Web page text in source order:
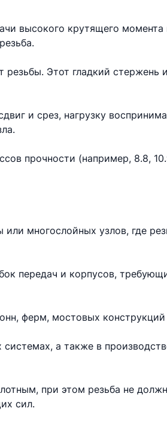
высокого крутящего момента
резьбы. Этот гладкий
и срез, нагрузку
прочности (например, 8.8,
многослойных узлов, где
передач и корпусов,
ферм, мостовых
а также в
при этом резьба не
сил.